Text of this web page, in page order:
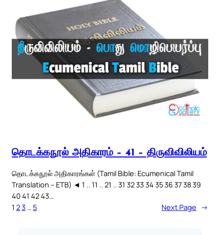
தொடக்கநூல் அதிகாரம் – 41 – திருவிவிலியம்
தொடக்கநூல் அதிகாரங்கள் (Tamil Bible: Ecumenical Tamil
Translation – ETB) ◄ 1 .. 11 .. 21 .. 31 32 33 34 35 36 37 38 39
40 41 42 43…
1 23 … 5 Next Page →